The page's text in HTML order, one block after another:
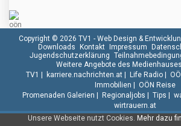
Unsere Webseite nutzt Cookies. Mehr dazu
Copyright © 2026 TV1 - Web Design &
Downloads
Kontakt Impressum
Jugendschutzerklärung
Weitere Angebote des
TV1
karriere.nachrichten.at| Life Radio|
Immobilien
OÖN Reise
Promenaden Galerien
Regionaljobs Tips
wirtrauern.at